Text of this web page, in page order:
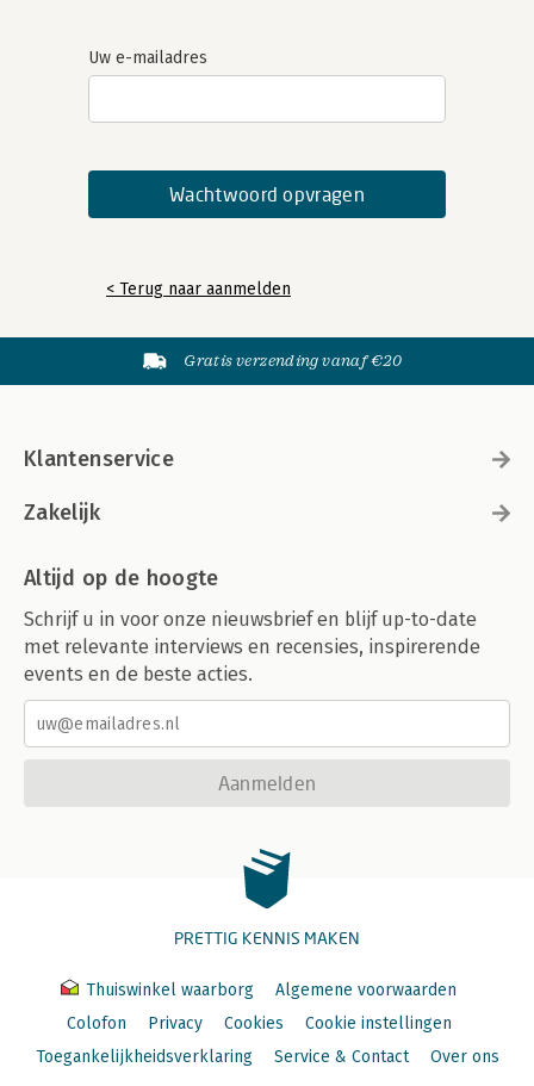
Uw e-mailadres
< Terug naar aanmelden
Gratis verzending vanaf €20
Klantenservice
Zakelijk
Altijd op de hoogte
Schrijf u in voor onze nieuwsbrief en blijf up-to-date
met relevante interviews en recensies, inspirerende
events en de beste acties.
Aanmelden
PRETTIG KENNIS MAKEN
Thuiswinkel waarborg
Algemene voorwaarden
Colofon
Privacy Cookies
Cookie instellingen
Toegankelijkheidsverklaring
Service & Contact Over ons